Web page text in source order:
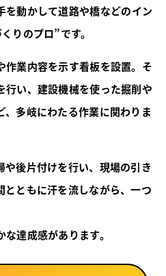
を動かして道路や橋などのイン
りのプロ”です。
作業内容を示す看板を設置。そ
行い、建設機械を使った掘削や
多岐にわたる作業に関わりま
後片付けを行い、現場の引き
ともに汗を流しながら、一つ
達成感があります。